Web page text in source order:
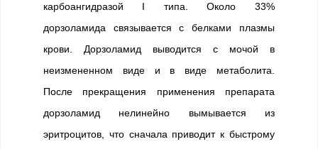
карбоангидразой I типа. Около 33%
дорзоламида связывается с белками плазмы
крови. Дорзоламид выводится с мочой в
неизмененном виде и в виде метаболита.
После прекращения применения препарата
дорзоламид нелинейно вымывается из
эритроцитов, что сначала приводит к быстрому